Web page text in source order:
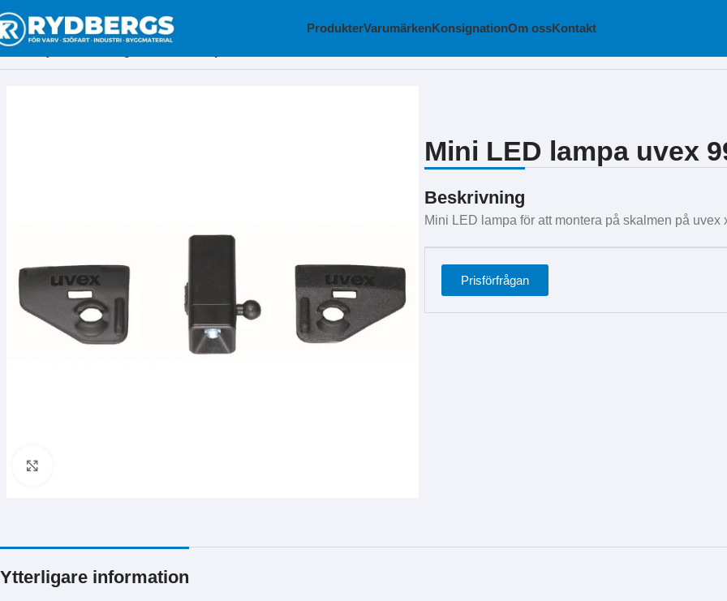
ProdukterVarumärkenKonsignationOm ossKontakt
Hem
Mini LED lampa uvex
Beskrivning
Mini LED lampa för att montera på skalmen på uvex
Prisförfrågan
Ytterligare information